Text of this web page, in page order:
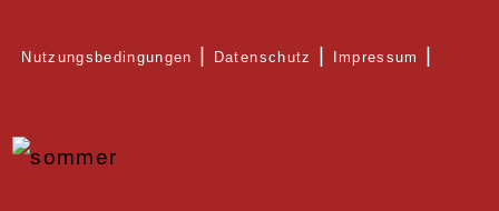
zum
Nutzungsbedingungen Datenschutz Impressum